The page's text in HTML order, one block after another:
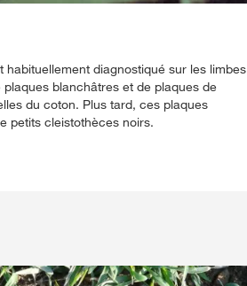
habituellement diagnostiqué sur les limbes
blanchâtres et de plaques de
du coton. Plus tard, ces plaques
petits cleistothèces noirs.